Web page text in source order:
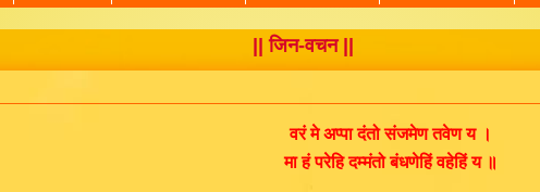
|| जिन-वचन ||
वरं मे अप्पा दंतो संजमेण तवेण य ।
मा हं परेहि दम्मंतो बंधणेहिं वहेहिं य ॥